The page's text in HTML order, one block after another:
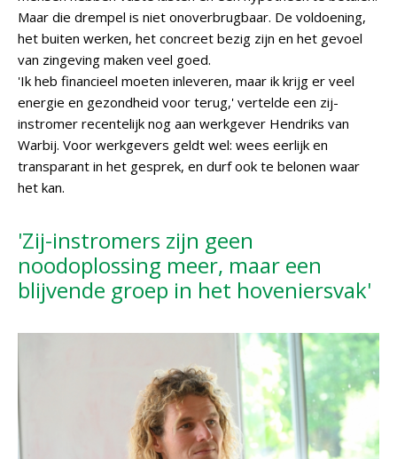
Maar die drempel is niet onoverbrugbaar. De voldoening,
het buiten werken, het concreet bezig zijn en het gevoel
van zingeving maken veel goed.
'Ik heb financieel moeten inleveren, maar ik krijg er veel
energie en gezondheid voor terug,' vertelde een zij-
instromer recentelijk nog aan werkgever Hendriks van
Warbij. Voor werkgevers geldt wel: wees eerlijk en
transparant in het gesprek, en durf ook te belonen waar
het kan.
'Zij-instromers zijn geen
noodoplossing meer, maar een
blijvende groep in het hoveniersvak'